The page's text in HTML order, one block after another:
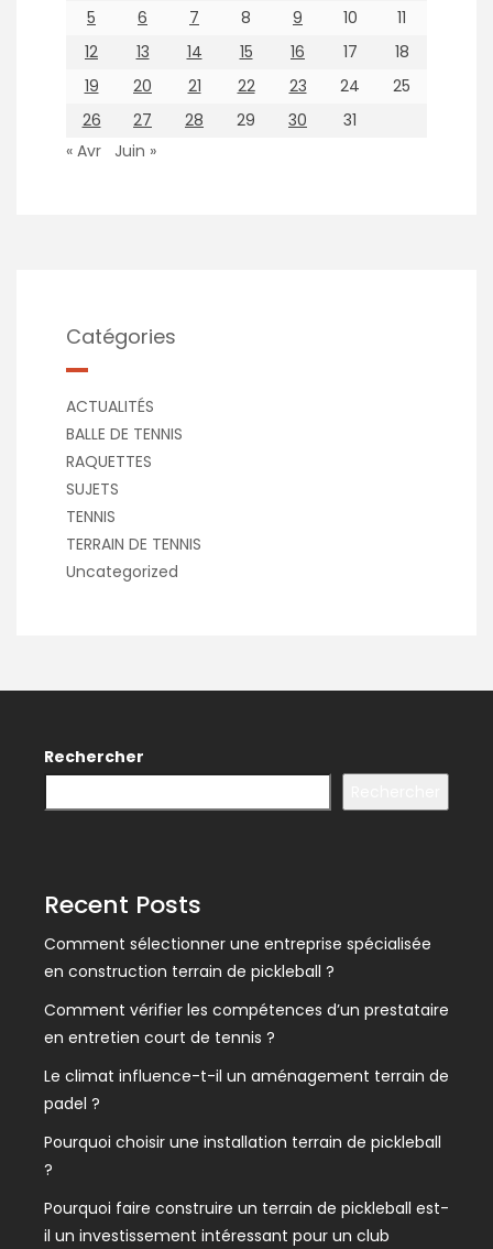
5
6 7 8 9 10
11
12
13 14 15 16 17
18
19
20 21 22 23 24
25
26
27 28 29 30
31
« Avr
Juin »
Catégories
ACTUALITÉS
BALLE DE TENNIS
RAQUETTES
SUJETS
TENNIS
TERRAIN DE TENNIS
Uncategorized
Rechercher
Recent Posts
Comment sélectionner une entreprise spécialisée
en construction terrain de pickleball ?
Comment vérifier les compétences d’un prestataire
en entretien court de tennis ?
Le climat influence-t-il un aménagement terrain de
padel ?
Pourquoi choisir une installation terrain de pickleball
?
Pourquoi faire construire un terrain de pickleball est-
il un investissement intéressant pour un club